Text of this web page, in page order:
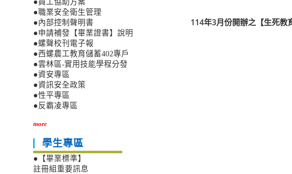
114年3月份開辦之【生死
●員工協助方案
●職業安全衛生管理
●內部控制聲明書
●申請補發【畢業證書】說明
●螺聲校刊電子報
●西螺農工教育儲蓄402專戶
●雲林區-實用技能學程分發
●資安專區
●資訊安全政策
●性平專區
●反霸凌專區
more
學生專區
●【畢業標準】
註冊組重要訊息